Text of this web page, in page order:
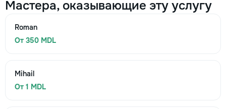
Мастера, оказывающие эту услугу
Roman
От 350 MDL
Mihail
От 1 MDL